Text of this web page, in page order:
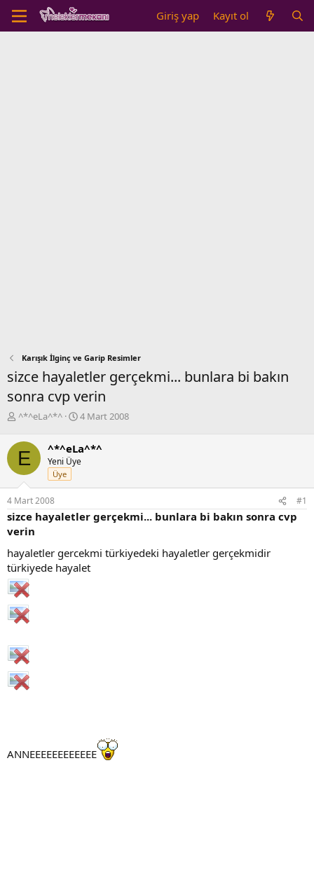
Giriş yap Kayıt ol
Karışık İlginç ve Garip Resimler
sizce hayaletler gerçekmi... bunlara bi bakın
sonra cvp verin
K
n
b
u
y
u
b
a
ş
a
t
a
n
^*^eLa^*^
B
l
a
g
ç
r
i
4 Mart 2008
E ^*^eLa^*^
Yeni Üye
Üye
4 Mart 2008 #1
sizce hayaletler gerçekmi... bunlara bi bakın sonra cvp
verin
hayaletler gercekmi türkiyedeki hayaletler gerçekmidir
türkiyede hayalet
ANNEEEEEEEEEEEE